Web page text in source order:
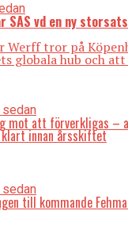
vd en ny
Werff tror på
globala hub och
mot att förverkligas –
klart innan årsskiftet
till kommande